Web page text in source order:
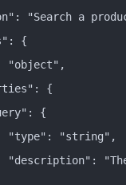
"Search a
{
"object",
{
{
"type": "string",
"description": "The